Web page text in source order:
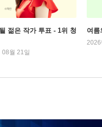
젊은 작가 투표 - 1위 청
월 21일
여름
2026